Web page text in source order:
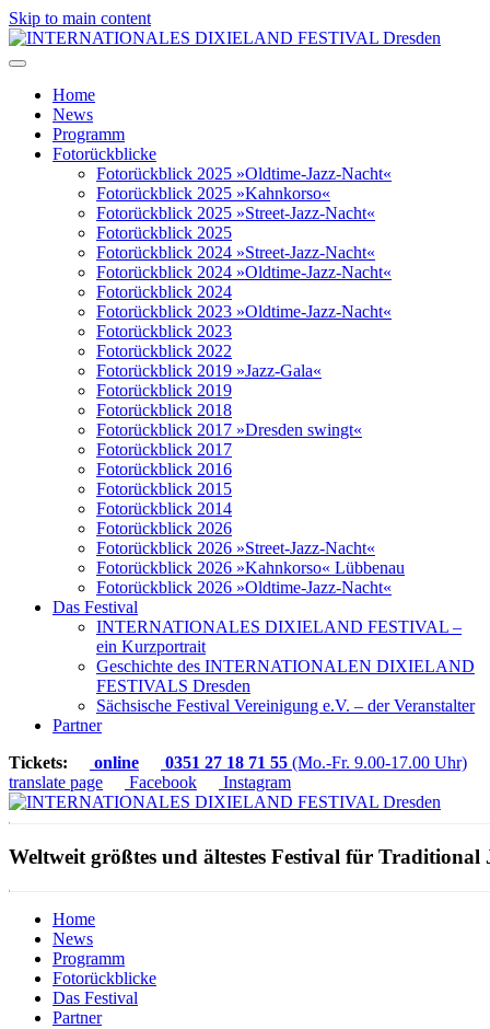
Skip to main content
Home
News
Programm
Fotorückblicke
Fotorückblick 2025 »Oldtime-Jazz-Nacht«
Fotorückblick 2025 »Kahnkorso«
Fotorückblick 2025 »Street-Jazz-Nacht«
Fotorückblick 2025
Fotorückblick 2024 »Street-Jazz-Nacht«
Fotorückblick 2024 »Oldtime-Jazz-Nacht«
Fotorückblick 2024
Fotorückblick 2023 »Oldtime-Jazz-Nacht«
Fotorückblick 2023
Fotorückblick 2022
Fotorückblick 2019 »Jazz-Gala«
Fotorückblick 2019
Fotorückblick 2018
Fotorückblick 2017 »Dresden swingt«
Fotorückblick 2017
Fotorückblick 2016
Fotorückblick 2015
Fotorückblick 2014
Fotorückblick 2026
Fotorückblick 2026 »Street-Jazz-Nacht«
Fotorückblick 2026 »Kahnkorso« Lübbenau
Fotorückblick 2026 »Oldtime-Jazz-Nacht«
Das Festival
INTERNATIONALES DIXIELAND FESTIVAL –
ein Kurzportrait
Geschichte des INTERNATIONALEN DIXIELAND
FESTIVALS Dresden
Sächsische Festival Vereinigung e.V. – der Veranstalter
Partner
Tickets:
online 0351 27 18 71 55 (Mo.-Fr. 9.00-17.00 Uhr)
translate page
Facebook Instagram
Weltweit größtes und ältestes Festival für Traditional
Home
News
Programm
Fotorückblicke
Das Festival
Partner